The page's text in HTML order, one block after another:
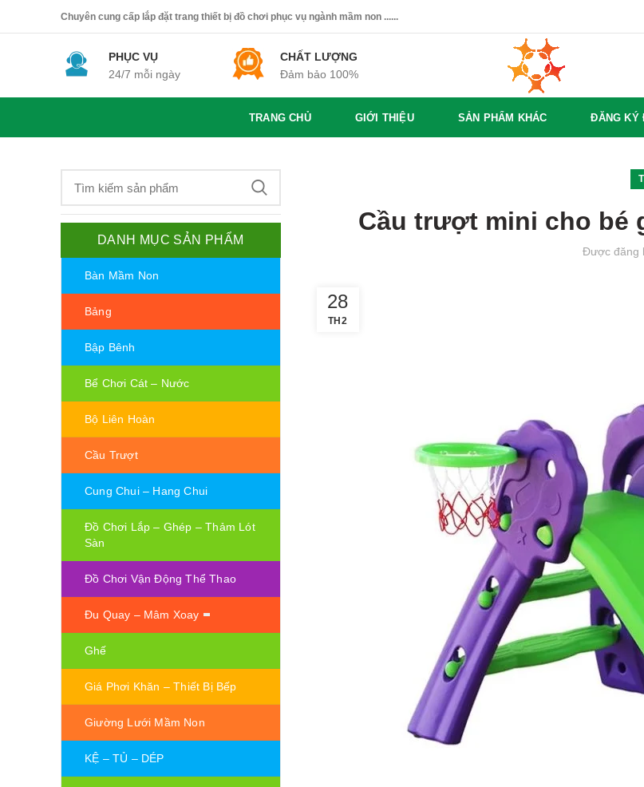
Chuyên cung cấp lắp đặt trang thiết bị đồ chơi phục vụ ngành mầm non ......
PHỤC VỤ
24/7 mỗi ngày
CHẤT LƯỢNG
Đảm bảo 100%
TRANG CHỦ GIỚI THIỆU SẢN PHẨM KHÁC ĐĂNG KÝ
Cầu trượt mini cho bé
Được đăng
28
TH2
DANH MỤC SẢN PHẨM
Bàn Mầm Non
Bảng
Bập Bênh
Bể Chơi Cát – Nước
Bộ Liên Hoàn
Cầu Trượt
Cung Chui – Hang Chui
Đồ Chơi Lắp – Ghép – Thảm Lót
Sàn
Đồ Chơi Vận Động Thể Thao
Đu Quay – Mâm Xoay
Ghế
Giá Phơi Khăn – Thiết Bị Bếp
Giường Lưới Mầm Non
KỆ – TỦ – DÉP